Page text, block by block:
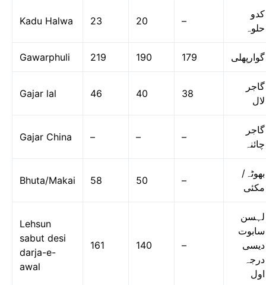
Kadu Halwa 23 20 –
کدو
حلوہ
Gawarphuli 219 190 179 گوارپھلی
Gajar lal 46 40 38
گاجر
لال
Gajar China – – –
گاجر
چائنہ
Bhuta/Makai 58 50 –
بھوٹہ/
مکئی
Lehsun
sabut desi
darja-e-
awal
161 140 –
لہسن
سابوت
دیسی
درجہ
اول